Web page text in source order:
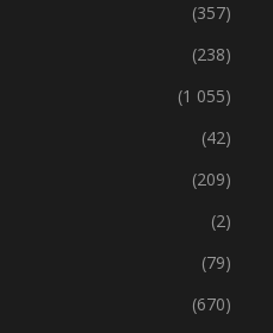
(357)
(238)
(1 055)
(42)
(209)
(2)
(79)
(670)